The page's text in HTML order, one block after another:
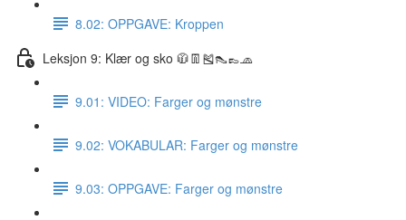
8.02: OPPGAVE: Kroppen
Leksjon 9: Klær og sko 🧥👖🎽👠👞🧢
9.01: VIDEO: Farger og mønstre
9.02: VOKABULAR: Farger og mønstre
9.03: OPPGAVE: Farger og mønstre